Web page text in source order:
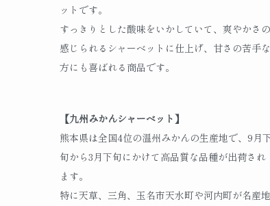
ットです。
すっきりとした酸味をいかしていて、爽やかさの
感じられるシャーベットに仕上げ、甘さの苦手な
方にも喜ばれる商品です。
【九州みかんシャーベット】
熊本県は全国4位の温州みかんの生産地で、9月
旬から3月下旬にかけて高品質な品種が出荷され
ます。
特に天草、三角、玉名市天水町や河内町が名産地